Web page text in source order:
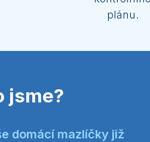
plánu.
jsme?
domácí mazlíčky již